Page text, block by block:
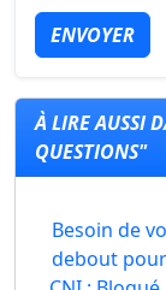
ENVOYER
À LIRE AUSSI
QUESTIONS"
Besoin de
debout